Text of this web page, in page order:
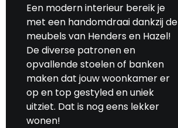
Een modern interieur bereik je
met een handomdraai dankzij de
meubels van Henders en Hazel!
De diverse patronen en
opvallende stoelen of banken
maken dat jouw woonkamer er
op en top gestyled en uniek
uitziet. Dat is nog eens lekker
wonen!